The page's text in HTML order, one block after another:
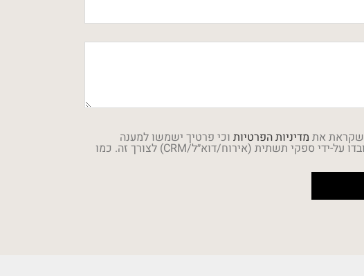
שקראת את מדיניות הפרטיות וכי פרטיך ישמשו למענה
לפנייתך ולשיפור השירות, וייתכן שיעובדו על-ידי ספקי תשתית (אירוח/דוא״ל/CRM) לצורך זה. כמו